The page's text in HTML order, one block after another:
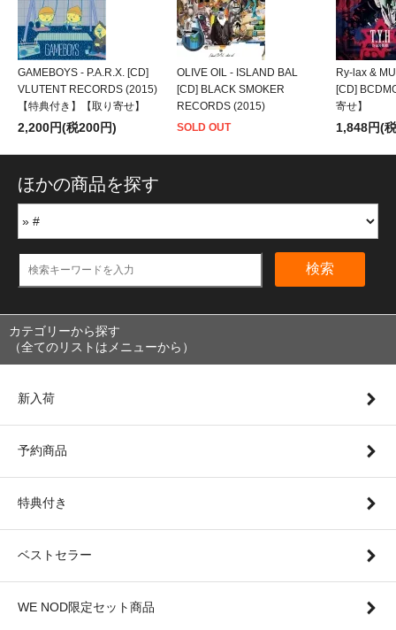
GAMEBOYS - P.A.R.X. [CD]
VLUTENT RECORDS (2015)
【特典付き】【取り寄せ】
2,200円(税200円)
OLIVE OIL - ISLAND BAL
[CD] BLACK SMOKER
RECORDS (2015)
SOLD OUT
Ry-lax &
[CD]
寄せ】
1,848円(
ほかの商品を探す
検索
カテゴリーから探す
（全てのリストはメニューから）
新入荷
予約商品
特典付き
ベストセラー
WE NOD限定セット商品